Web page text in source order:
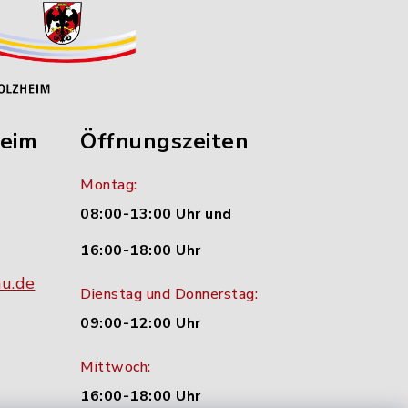
Öffnungszeiten
Montag:
08:00-13:00 Uhr und
16:00-18:00 Uhr
Dienstag und Donnerstag:
09:00-12:00 Uhr
Mittwoch:
16:00-18:00 Uhr